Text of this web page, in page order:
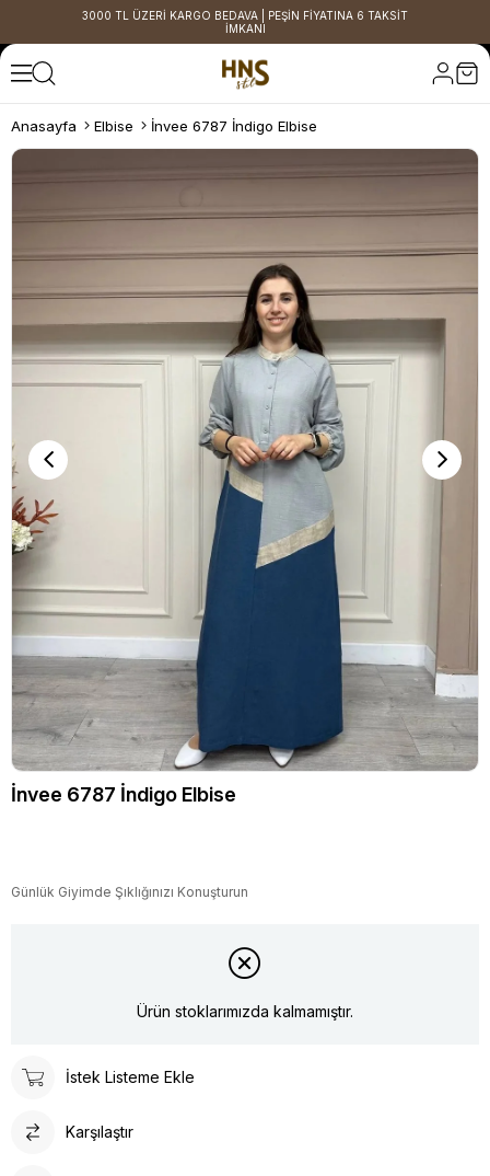
3000 TL ÜZERİ KARGO BEDAVA | PEŞİN FİYATINA 6 TAKSİT
İMKANI
Anasayfa Elbise İnvee 6787 İndigo Elbise
İnvee 6787 İndigo Elbise
Günlük Giyimde Şıklığınızı Konuşturun
Ürün stoklarımızda kalmamıştır.
İstek Listeme Ekle
Karşılaştır